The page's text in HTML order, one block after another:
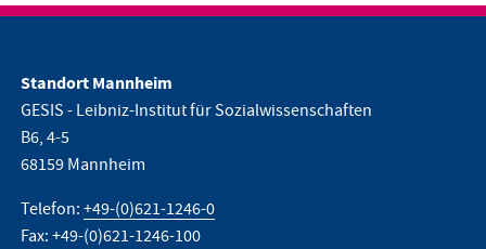
Standort Mannheim
GESIS - Leibniz-Institut für Sozialwissenschaften
B6, 4-5
68159 Mannheim
Telefon:+49-(0)621-1246-0
Fax: +49-(0)621-1246-100